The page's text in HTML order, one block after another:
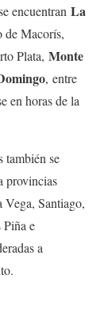
encuentran La
de Macorís,
Plata, Monte
, entre
en horas de la
también se
provincias
Vega, Santiago,
Piña e
a